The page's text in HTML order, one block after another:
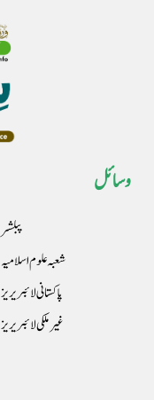
وسائل
پبلشر
شعبہ علوم اسلامیہ
پاکستانی لائبریریز
غیرملکی لائبریریز